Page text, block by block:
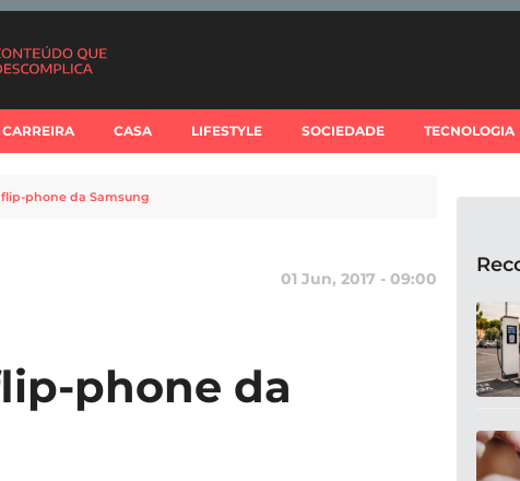
CARREIRA CASA LIFESTYLE SOCIEDADE TECNOLOGIA
phone da Samsung
01 Jun, 2017 - 09:00
phone da